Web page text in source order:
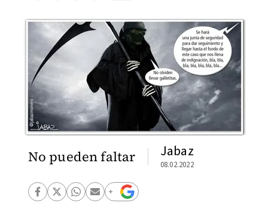
No pueden faltar Jabaz
08.02.2022